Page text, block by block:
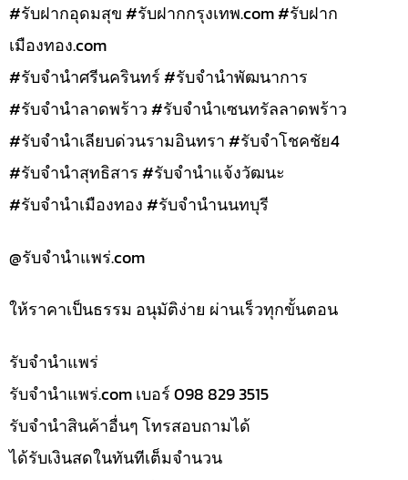
#รับฝากอุดมสุข #รับฝากกรุงเทพ.com #รับฝาก
เมืองทอง.com
#รับจำนำศรีนครินทร์ #รับจำนำพัฒนาการ
#รับจำนำลาดพร้าว #รับจำนำเซนทรัลลาดพร้าว
#รับจำนำเลียบด่วนรามอินทรา #รับจำโชคชัย4
#รับจำนำสุทธิสาร #รับจำนำแจ้งวัฒนะ
#รับจำนำเมืองทอง #รับจำนำนนทบุรี
@รับจํานําแพร่.com
ให้ราคาเป็นธรรม อนุมัติง่าย ผ่านเร็วทุกขั้นตอน
รับจํานำแพร่
รับจํานําแพร่.com เบอร์ 098 829 3515
รับจำนำสินค้าอื่นๆ โทรสอบถามได้
ได้รับเงินสดในทันทีเต็มจำนวน